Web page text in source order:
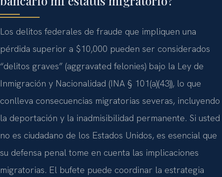
Los delitos federales de fraude que impliquen una
pérdida superior a $10,000 pueden ser considerados
“delitos graves” (aggravated felonies) bajo la Ley de
Inmigración y Nacionalidad (INA § 101(a)(43)), lo que
conlleva consecuencias migratorias severas, incluyendo
la deportación y la inadmisibilidad permanente. Si usted
no es ciudadano de los Estados Unidos, es esencial que
su defensa penal tome en cuenta las implicaciones
migratorias. El bufete puede coordinar la estrategia